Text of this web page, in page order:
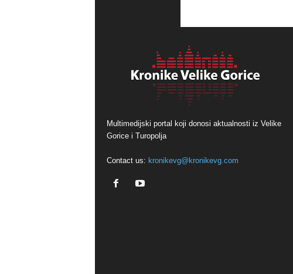
Multimedijski portal koji donosi aktualnosti iz Velike
Gorice i Turopolja
Contact us: kronikevg@kronikevg.com